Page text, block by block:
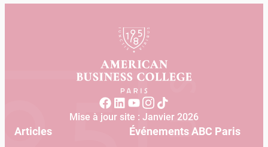
Mise à jour site : Janvier 2026
Articles Événements ABC Paris